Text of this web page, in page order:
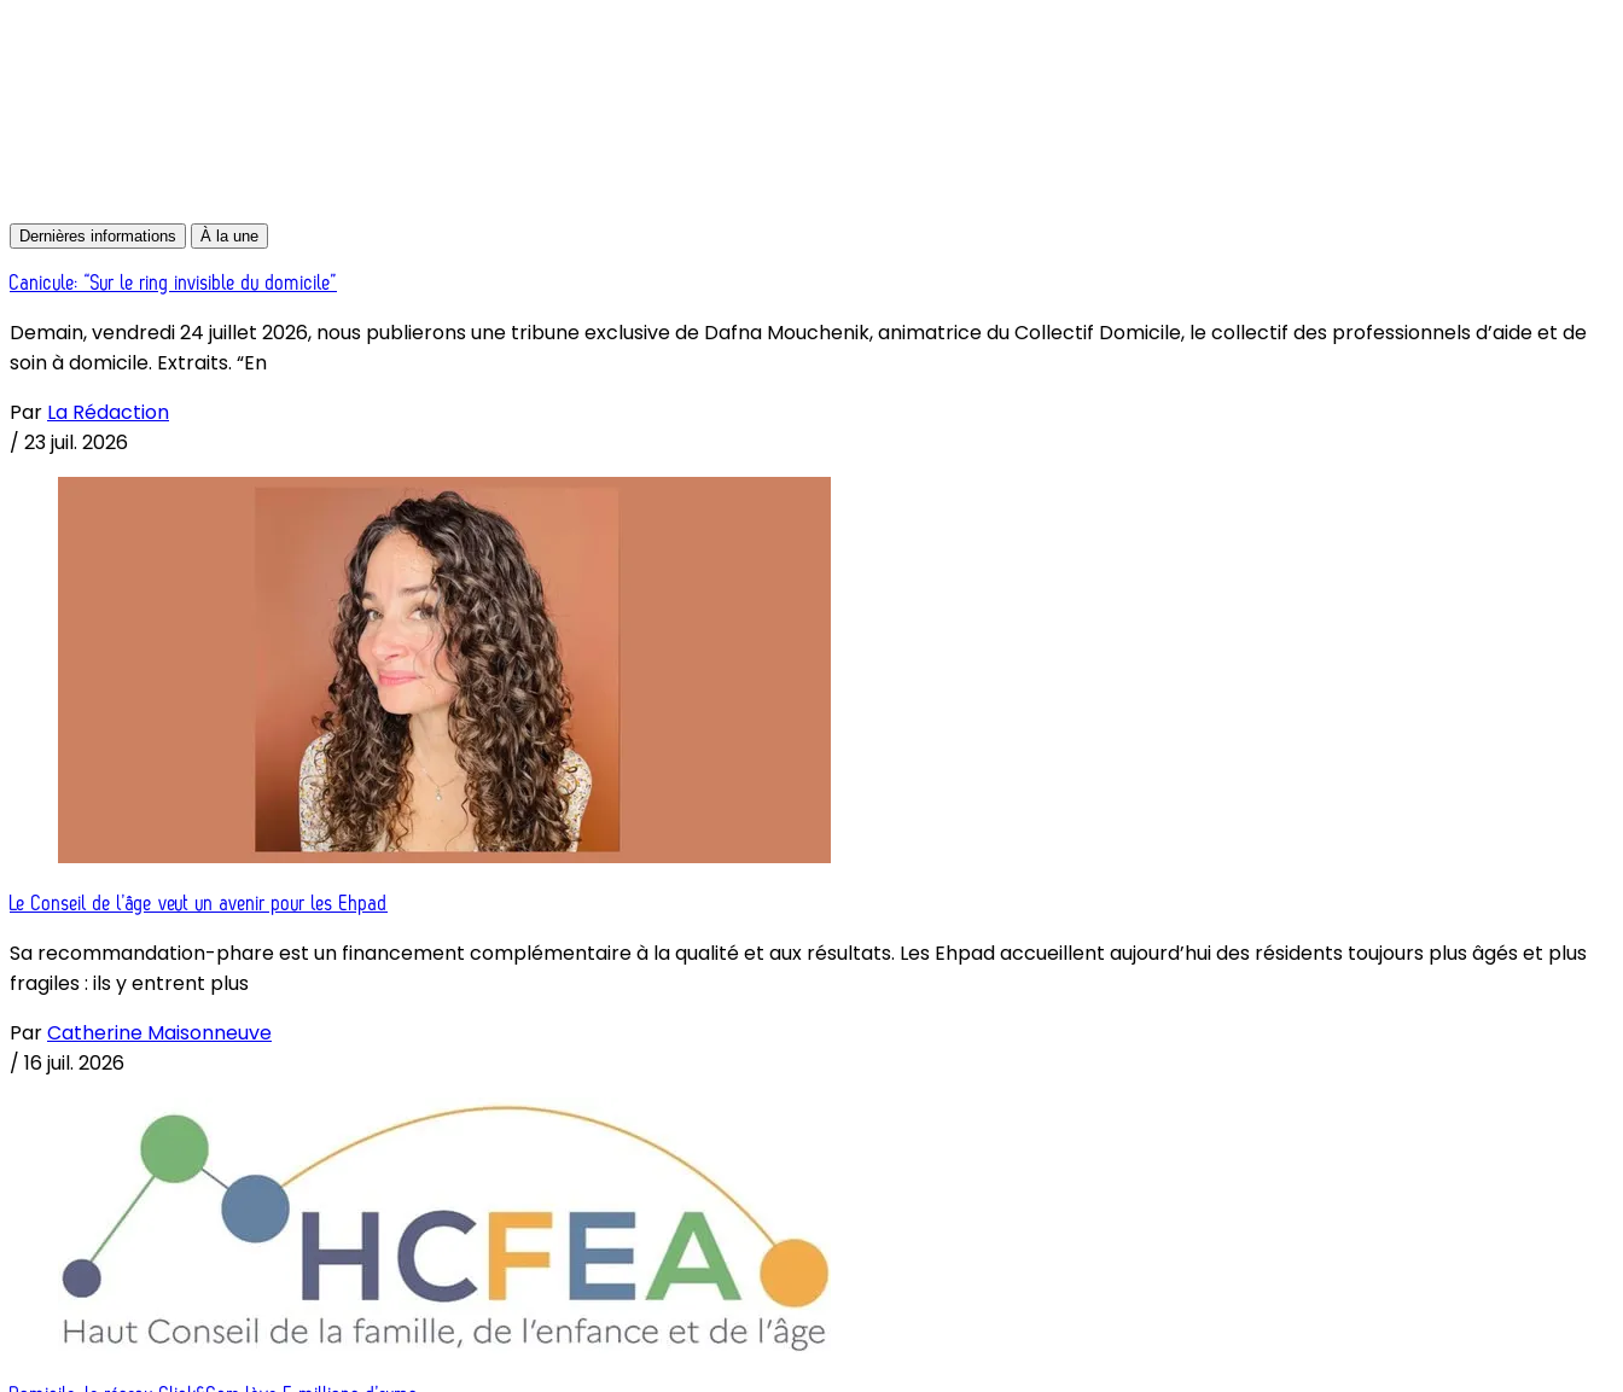
Dernières informations À la une
Canicule: “Sur le ring invisible du domicile”
Demain, vendredi 24 juillet 2026, nous publierons une tribune exclusive de Dafna Mouchenik, animatrice du Collectif Domicile, le collectif des professionnels d’aide et de
soin à domicile. Extraits. “En
Par La Rédaction
/ 23 juil. 2026
Le Conseil de l’âge veut un avenir pour les Ehpad
Sa recommandation-phare est un financement complémentaire à la qualité et aux résultats. Les Ehpad accueillent aujourd’hui des résidents toujours plus âgés et plus
fragiles : ils y entrent plus
ParCatherine Maisonneuve
/ 16 juil. 2026